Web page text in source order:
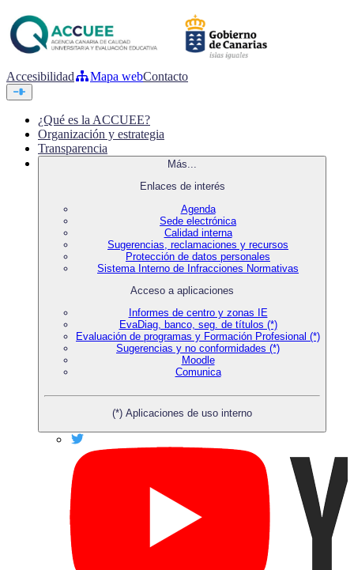
Accesibilidad Mapa webContacto
¿Qué es la ACCUEE?
Organización y estrategia
Transparencia
Más...
Enlaces de interés
Agenda
Sede electrónica
Calidad interna
Sugerencias, reclamaciones y recursos
Protección de datos personales
Sistema Interno de Infracciones Normativas
Acceso a aplicaciones
Informes de centro y zonas IE
EvaDiag, banco, seg. de títulos (*)
Evaluación de programas y Formación Profesional (*)
Sugerencias y no conformidades (*)
Moodle
Comunica
(*) Aplicaciones de uso interno